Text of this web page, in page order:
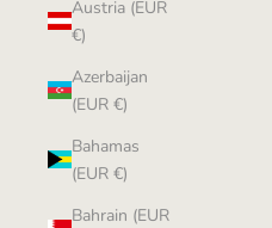
Austria (EUR
€)
Azerbaijan
(EUR €)
Bahamas
(EUR €)
Bahrain (EUR